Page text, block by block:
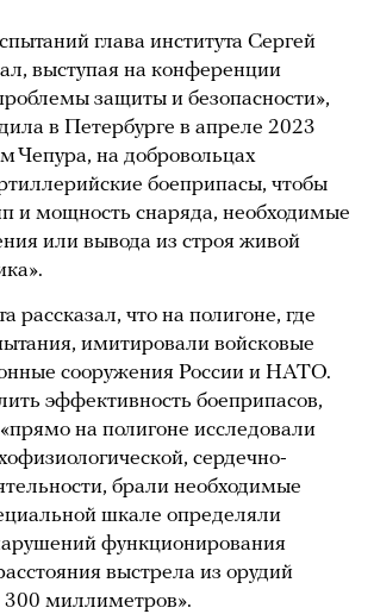
глава института Сергей
выступая на конференции
защиты и безопасности»,
в Петербурге в апреле 2023
Чепура, на добровольцах
боеприпасы, чтобы
и мощность снаряда, необходимые
или вывода из строя живой
рассказал, что на полигоне, где
имитировали войсковые
сооружения России и НАТО.
эффективность боеприпасов,
на полигоне исследовали
сердечно-
брали необходимые
шкале определяли
функционирования
выстрела из орудий
300 миллиметров».